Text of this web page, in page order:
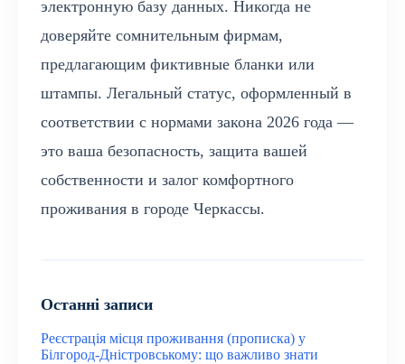
электронную базу данных. Никогда не
доверяйте сомнительным фирмам,
предлагающим фиктивные бланки или
штампы. Легальный статус, оформленный в
соответствии с нормами закона 2026 года —
это ваша безопасность, защита вашей
собственности и залог комфортного
проживания в городе Черкассы.
Останні записи
Реєстрація місця проживання (прописка) у
Білгород-Дністровському: що важливо знати